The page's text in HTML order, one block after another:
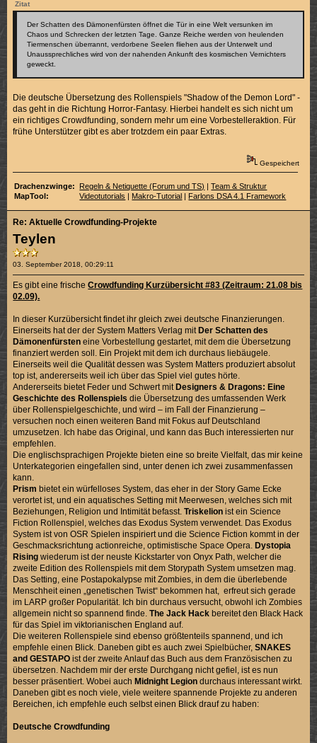
Zitat
Der Schatten des Dämonenfürsten öffnet die Tür in eine Welt versunken im
Chaos und Schrecken der letzten Tage. Ganze Reiche werden von heulenden
Tiermenschen überrannt, verdorbene Seelen fliehen aus der Unterwelt und
Unaussprechliches wird von der nahenden Ankunft des kosmischen Vernichters
geweckt.
Die deutsche Übersetzung des Rollenspiels "Shadow of the Demon Lord" -
das geht in die Richtung Horror-Fantasy. Hierbei handelt es sich nicht um
ein richtiges Crowdfunding, sondern mehr um eine Vorbestelleraktion. Für
frühe Unterstützer gibt es aber trotzdem ein paar Extras.
Gespeichert
Drachenzwinge:
MapTool:
Regeln & Netiquette (Forum und TS) |Team & Struktur
Videotutorials | Makro-Tutorial | Farlons DSA 4.1 Framework
Teylen
03. September 2018, 00:29:11
Re: Aktuelle Crowdfunding-Projekte
Es gibt eine frischeCrowdfunding Kurzübersicht #83 (Zeitraum: 21.08 bis
02.09).
In dieser Kurzübersicht findet ihr gleich zwei deutsche Finanzierungen.
Einerseits hat der der System Matters Verlag mitDer Schatten des
Dämonenfürsten eine Vorbestellung gestartet, mit dem die Übersetzung
finanziert werden soll. Ein Projekt mit dem ich durchaus liebäugele.
Einerseits weil die Qualität dessen was System Matters produziert absolut
top ist, andererseits weil ich über das Spiel viel gutes hörte.
Andererseits bietet Feder und Schwert mitDesigners & Dragons: Eine
Geschichte des Rollenspiels die Übersetzung des umfassenden Werk
über Rollenspielgeschichte, und wird – im Fall der Finanzierung –
versuchen noch einen weiteren Band mit Fokus auf Deutschland
umzusetzen. Ich habe das Original, und kann das Buch interessierten nur
empfehlen.
Die englischsprachigen Projekte bieten eine so breite Vielfalt, das mir keine
Unterkategorien eingefallen sind, unter denen ich zwei zusammenfassen
kann.
Prism bietet ein würfelloses System, das eher in der Story Game Ecke
verortet ist, und ein aquatisches Setting mit Meerwesen, welches sich mit
Beziehungen, Religion und Intimität befasst.Triskelion ist ein Science
Fiction Rollenspiel, welches das Exodus System verwendet. Das Exodus
System ist von OSR Spielen inspiriert und die Science Fiction kommt in der
Geschmacksrichtung actionreiche, optimistische Space Opera.Dystopia
Rising wiederum ist der neuste Kickstarter von Onyx Path, welcher die
zweite Edition des Rollenspiels mit dem Storypath System umsetzen mag.
Das Setting, eine Postapokalypse mit Zombies, in dem die überlebende
Menschheit einen „genetischen Twist“ bekommen hat, erfreut sich gerade
im LARP großer Popularität. Ich bin durchaus versucht, obwohl ich Zombies
allgemein nicht so spannend finde.The Jack Hack bereitet den Black Hack
für das Spiel im viktorianischen England auf.
Die weiteren Rollenspiele sind ebenso größtenteils spannend, und ich
empfehle einen Blick. Daneben gibt es auch zwei Spielbücher,SNAKES
and GESTAPO ist der zweite Anlauf das Buch aus dem Französischen zu
übersetzen. Nachdem mir der erste Durchgang nicht gefiel, ist es nun
besser präsentiert. Wobei auchMidnight Legion durchaus interessant wirkt.
Daneben gibt es noch viele, viele weitere spannende Projekte zu anderen
Bereichen, ich empfehle euch selbst einen Blick drauf zu haben:
Deutsche Crowdfunding